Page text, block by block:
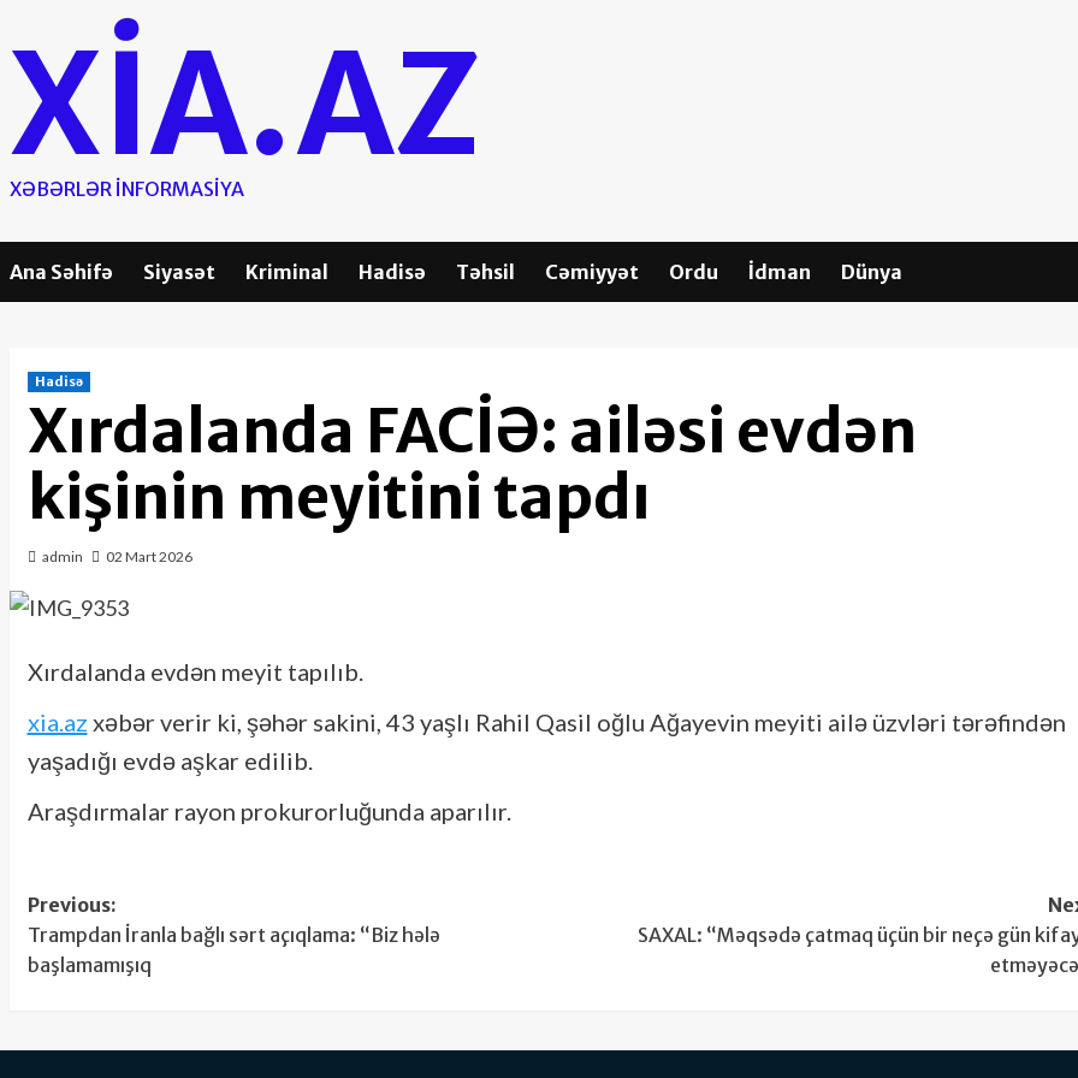
content
XIA.AZ
XƏBƏRLƏR INFORMASIYA
Ana Səhifə Siyasət Kriminal Hadisə Təhsil Cəmiyyət Ordu İdman Dünya
Hadisə
Xırdalanda FACİƏ: ailəsi evdən
kişinin meyitini tapdı
admin 02 Mart 2026
Xırdalanda evdən meyit tapılıb.
xia.az xəbər verir ki, şəhər sakini, 43 yaşlı Rahil Qasil oğlu Ağayevin meyiti ailə üzvləri tərəfindən
yaşadığı evdə aşkar edilib.
Araşdırmalar rayon prokurorluğunda aparılır.
Post
navigation
Previous:
Trampdan İranla bağlı sərt açıqlama: “Biz hələ
başlamamışıq
SAXAL: “Məqsədə çatmaq üçün bir neçə gün